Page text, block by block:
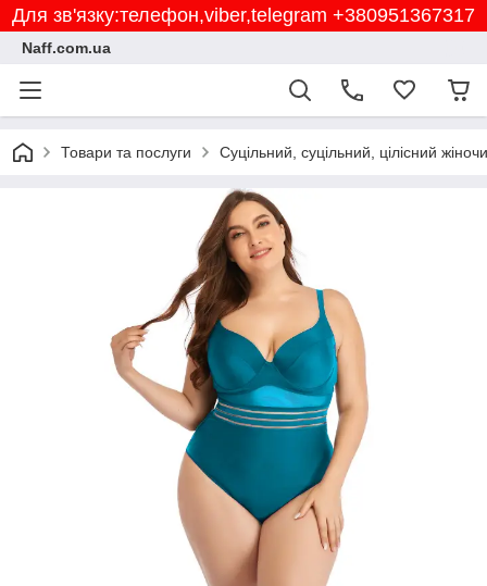
Для зв'язку:телефон,viber,telegram +380951367317
Naff.com.ua
Товари та послуги Суцільний, суцільний, цілісний